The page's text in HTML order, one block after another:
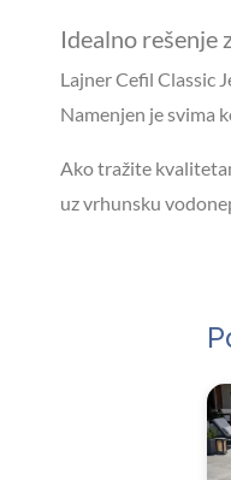
Idealno rešenje
Lajner Cefil Classic
Namenjen je svima
Ako tražite
uz vrhunsku